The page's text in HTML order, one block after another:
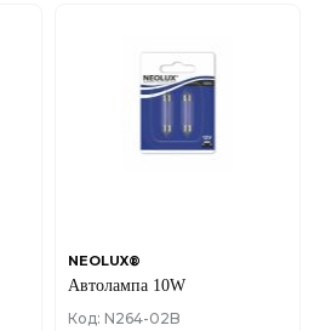
NEOLUX®
Автолампа 10W
Код: N264-02B